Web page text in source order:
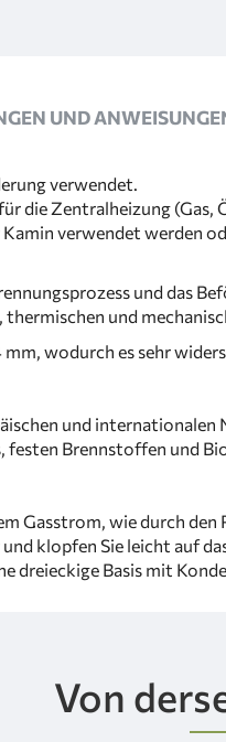
UND
verwendet.
die Zentralheizung
verwendet werden
und das
und
wodurch es sehr
und
festen Brennstoffen und
Gasstrom, wie durch
klopfen Sie leicht auf
dreieckige Basis mit
Von